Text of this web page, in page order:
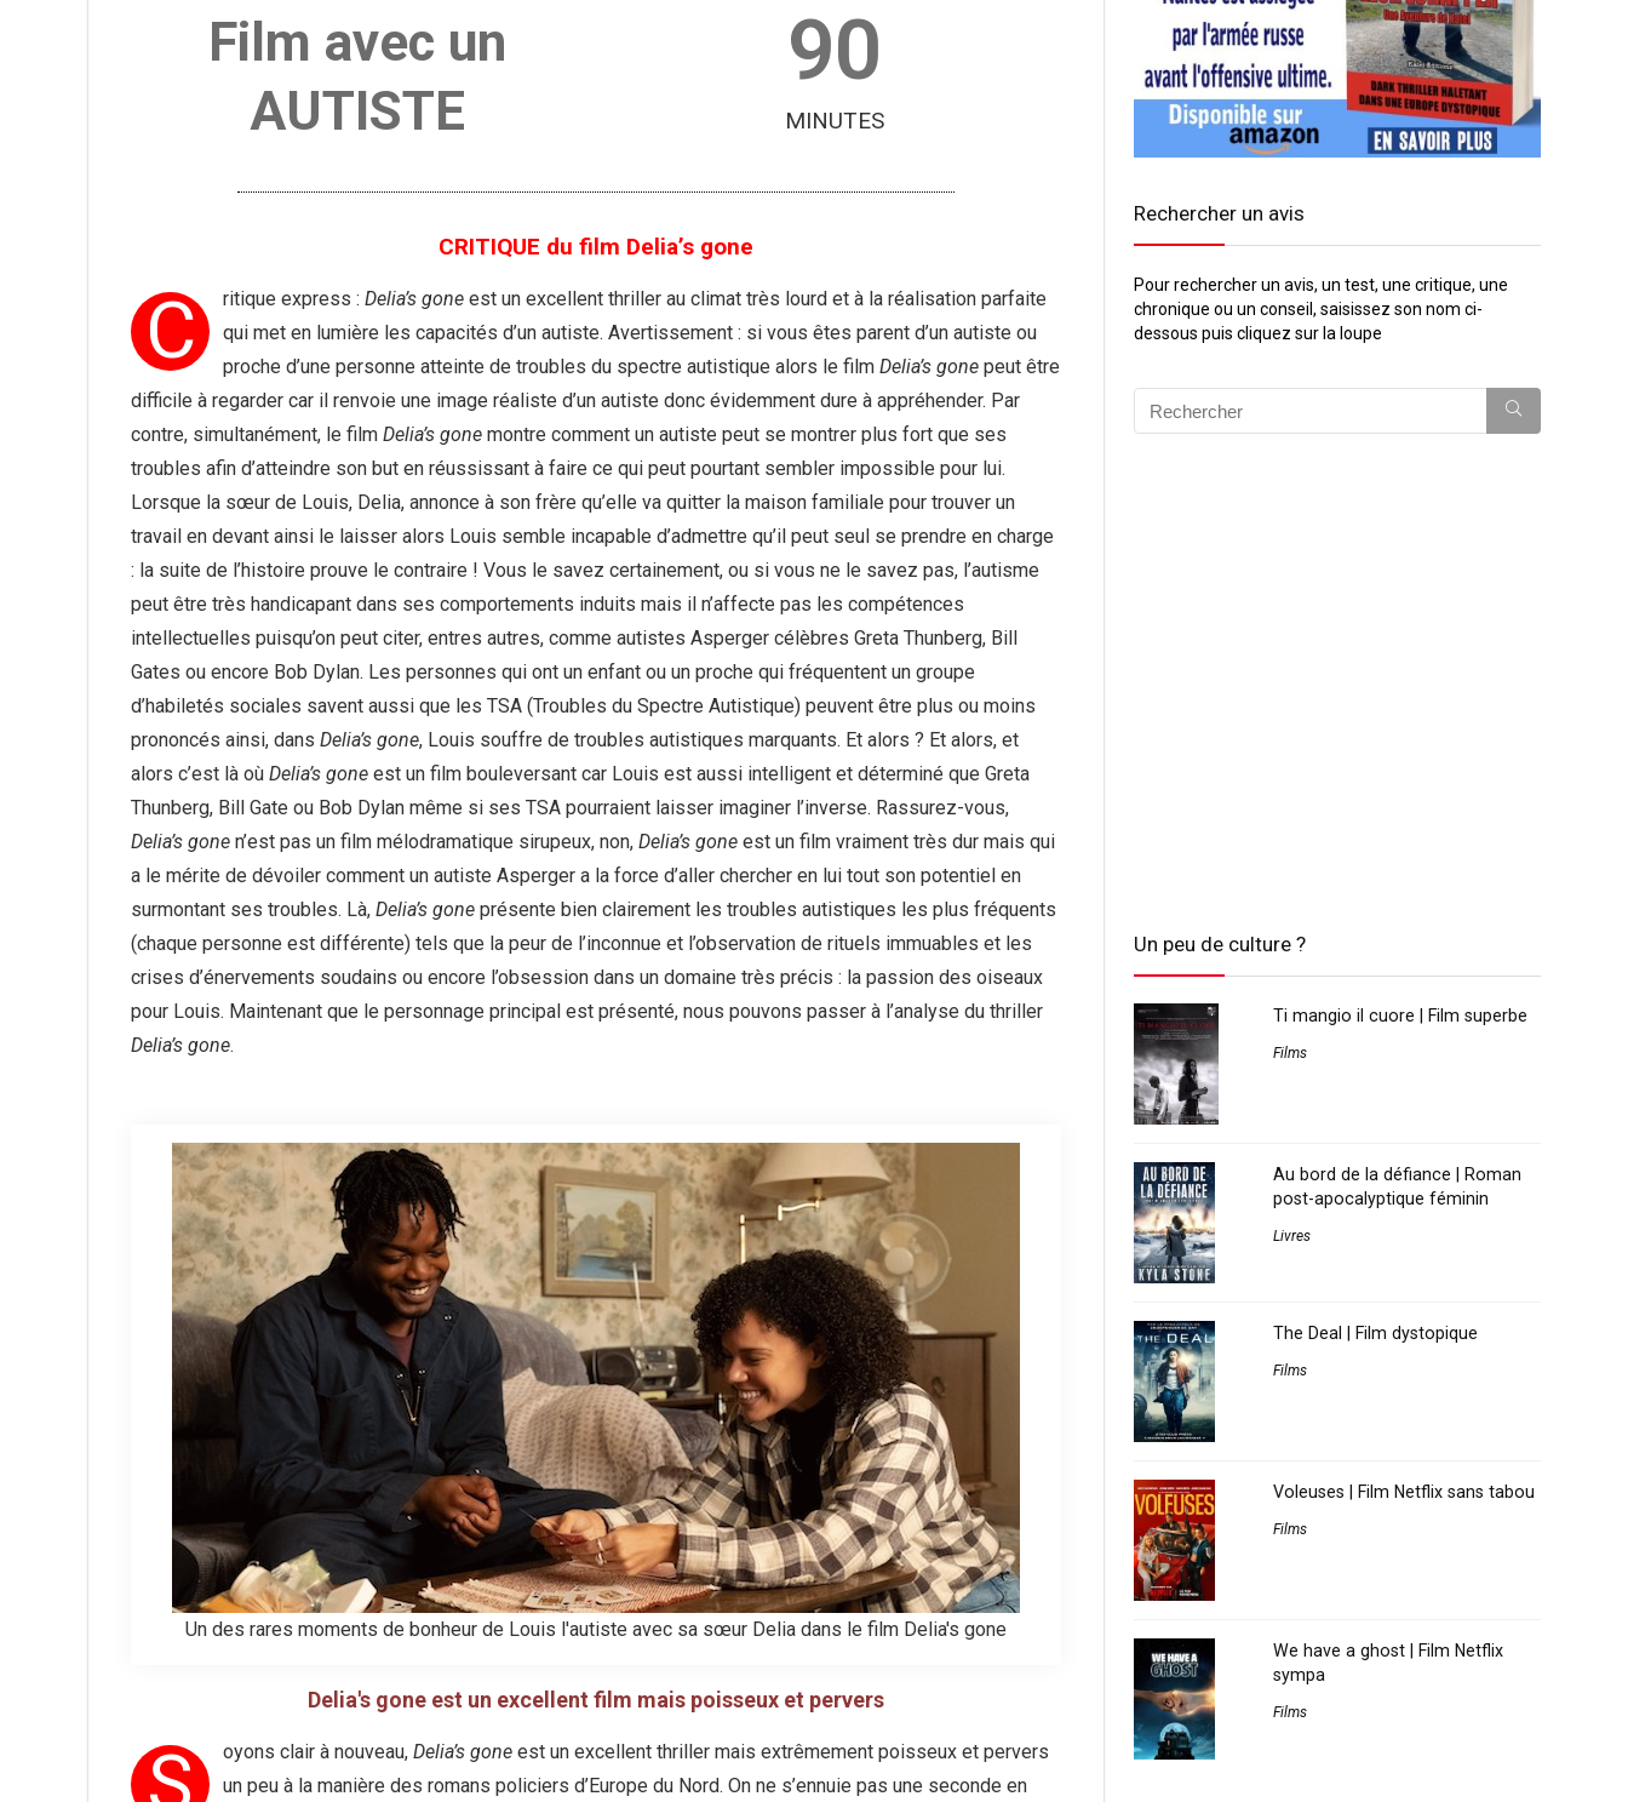
Film avec un
AUTISTE
90
MINUTES
CRITIQUE du film Delia’s gone
C ritique express : Delia’s gone est un excellent thriller au climat très lourd et à la réalisation parfaite
qui met en lumière les capacités d’un autiste. Avertissement : si vous êtes parent d’un autiste ou
proche d’une personne atteinte de troubles du spectre autistique alors le film Delia’s gone peut être
difficile à regarder car il renvoie une image réaliste d’un autiste donc évidemment dure à appréhender. Par
contre, simultanément, le film Delia’s gone montre comment un autiste peut se montrer plus fort que ses
troubles afin d’atteindre son but en réussissant à faire ce qui peut pourtant sembler impossible pour lui.
Lorsque la sœur de Louis, Delia, annonce à son frère qu’elle va quitter la maison familiale pour trouver un
travail en devant ainsi le laisser alors Louis semble incapable d’admettre qu’il peut seul se prendre en charge
: la suite de l’histoire prouve le contraire ! Vous le savez certainement, ou si vous ne le savez pas, l’autisme
peut être très handicapant dans ses comportements induits mais il n’affecte pas les compétences
intellectuelles puisqu’on peut citer, entres autres, comme autistes Asperger célèbres Greta Thunberg, Bill
Gates ou encore Bob Dylan. Les personnes qui ont un enfant ou un proche qui fréquentent un groupe
d’habiletés sociales savent aussi que les TSA (Troubles du Spectre Autistique) peuvent être plus ou moins
prononcés ainsi, dans Delia’s gone, Louis souffre de troubles autistiques marquants. Et alors ? Et alors, et
alors c’est là où Delia’s gone est un film bouleversant car Louis est aussi intelligent et déterminé que Greta
Thunberg, Bill Gate ou Bob Dylan même si ses TSA pourraient laisser imaginer l’inverse. Rassurez-vous,
Delia’s gone n’est pas un film mélodramatique sirupeux, non, Delia’s gone est un film vraiment très dur mais qui
a le mérite de dévoiler comment un autiste Asperger a la force d’aller chercher en lui tout son potentiel en
surmontant ses troubles. Là, Delia’s gone présente bien clairement les troubles autistiques les plus fréquents
(chaque personne est différente) tels que la peur de l’inconnue et l’observation de rituels immuables et les
crises d’énervements soudains ou encore l’obsession dans un domaine très précis : la passion des oiseaux
pour Louis. Maintenant que le personnage principal est présenté, nous pouvons passer à l’analyse du thriller
Delia’s gone.
Un des rares moments de bonheur de Louis l'autiste avec sa sœur Delia dans le film Delia's gone
Delia's gone est un excellent film mais poisseux et pervers
oyons clair à nouveau, Delia’s gone est un excellent thriller mais extrêmement poisseux et pervers
un peu à la manière des romans policiers d’Europe du Nord. On ne s’ennuie pas une seconde en
Rechercher un avis
Pour rechercher un avis, un test, une critique, une
chronique ou un conseil, saisissez son nom ci-
dessous puis cliquez sur la loupe
Un peu de culture ?
Ti mangio il cuore | Film superbe
Films
Au bord de la défiance | Roman
post-apocalyptique féminin
Livres
The Deal | Film dystopique
Films
Voleuses | Film Netflix sans tabou
Films
We have a ghost | Film Netflix
sympa
Films